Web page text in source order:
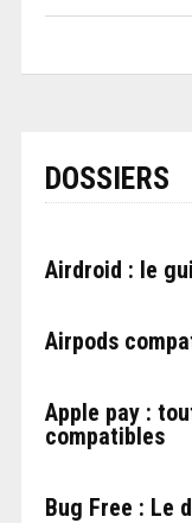
DOSSIERS
Airdroid : le
Airpods
Apple pay :
compatibles
Bug Free : Le